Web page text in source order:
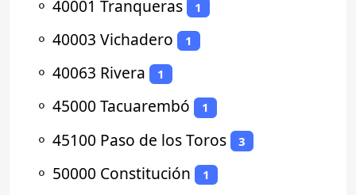
⚬ 40001 Tranqueras 1
⚬ 40003 Vichadero 1
⚬ 40063 Rivera 1
⚬ 45000 Tacuarembó 1
⚬ 45100 Paso de los Toros 3
⚬ 50000 Constitución 1